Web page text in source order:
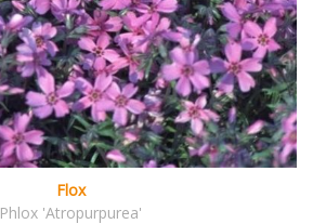
Flox
Phlox 'Atropurpurea'